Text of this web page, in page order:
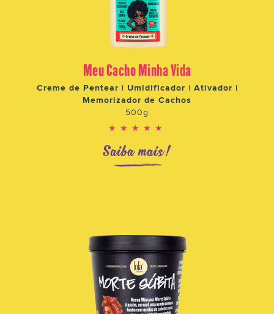
Meu Cacho Minha Vida
Creme de Pentear | Umidificador | Ativador |
Memorizador de Cachos
500g
★★★★★
Saiba mais!